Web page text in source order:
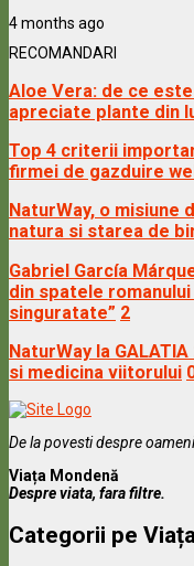
4 months ago
RECOMANDARI
Aloe Vera: de ce
apreciate plante din
Top 4 criterii
firmei de gazduire
NaturWay, o misiune
natura si starea de
Gabriel García
din spatele romanului
singuratate” 2
NaturWay la
si medicina viitorului
De la povesti despre
Viața Mondenă
Despre viata, fara filtre.
Categorii pe